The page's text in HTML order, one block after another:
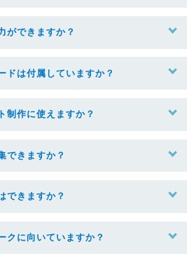
ができますか？
ドは付属していますか？
制作に使えますか？
できますか？
できますか？
クに向いていますか？